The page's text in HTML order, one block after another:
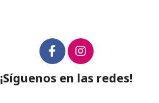
¡Síguenos en las redes!